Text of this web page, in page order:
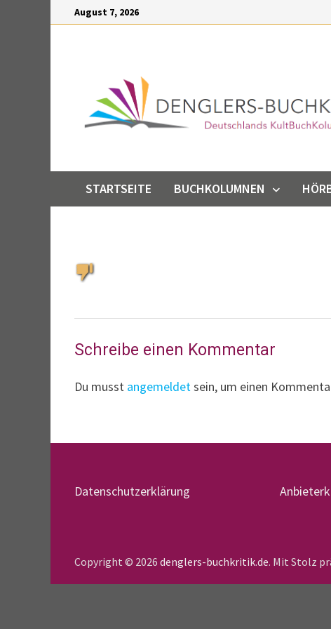
Inhalt
August 7, 2026
STARTSEITE BUCHKOLUMNEN
Schreibe einen Kommentar
Du musst angemeldetsein, um einen
Datenschutzerklärung
Copyright © 2026denglers-buchkritik.de. Mit Stolz